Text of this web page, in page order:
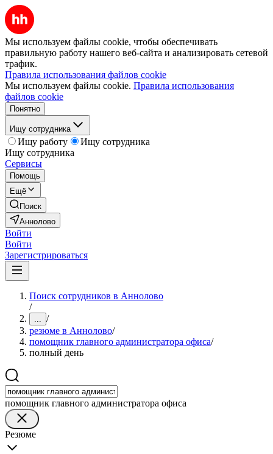
Мы используем файлы cookie, чтобы обеспечивать
правильную работу нашего веб-сайта и анализировать сетевой
трафик.
Правила использования файлов cookie
Мы используем файлы cookie. Правила использования
файлов cookie
Понятно
Ищу сотрудника
Ищу работу
Ищу сотрудника
Ищу сотрудника
Сервисы
Помощь
Ещё
Поиск
Аннолово
Войти
Войти
Зарегистрироваться
Поиск сотрудников в Аннолово
/
... /
резюме в Аннолово/
помощник главного администратора офиса/
полный день
помощник главного администратора офиса
Резюме